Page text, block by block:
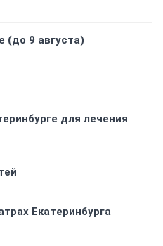
(до 9 августа)
для лечения
Екатеринбурга